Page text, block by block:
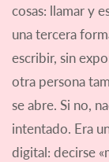
cosas: llamar y
una tercera
escribir, sin
otra persona
se abre. Si no,
intentado. Era
digital: decirse